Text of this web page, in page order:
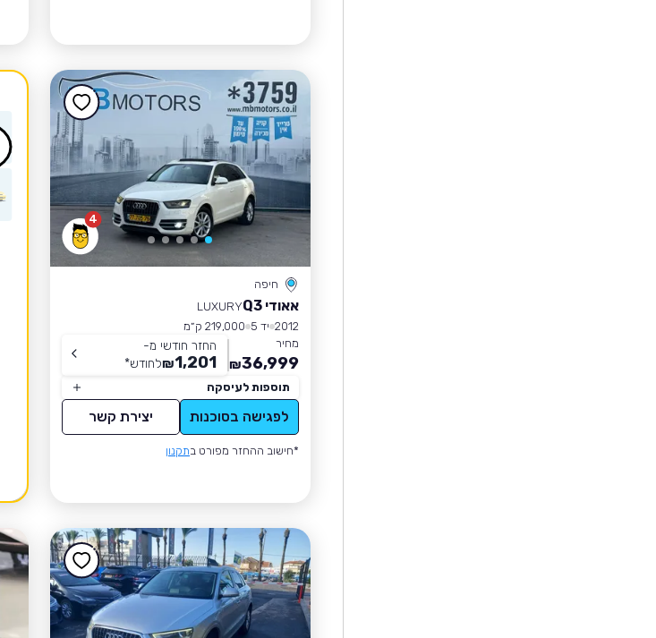
4
חיפה
אאודי Q3
LUXURY
2012 יד 5
219,000 ק״מ
מחיר
36,999
₪
החזר חודשי מ-
1,201
₪לחודש*
תוספות לעיסקה
לפגישה בסוכנות יצירת קשר
*חישוב ההחזר מפורט בתקנון